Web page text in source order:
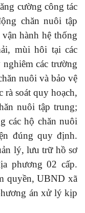
cường công tác
chăn nuôi tập
hành hệ thống
mùi hôi tại các
các trường
nuôi và bảo vệ
soát quy hoạch,
nuôi tập trung;
các hộ chăn nuôi
đúng quy định.
lý, lưu trữ hồ sơ
phương 02 cấp.
quyền, UBND xã
án xử lý kịp